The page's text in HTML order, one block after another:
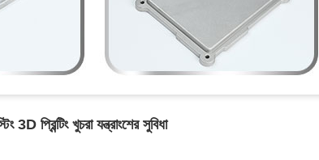
3D প্রিন্টিং খুচরা যন্ত্রাংশের সুবিধা